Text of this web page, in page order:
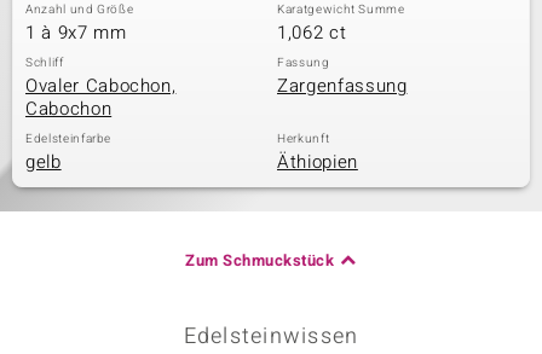
Anzahl und Größe
1 à 9x7 mm
Karatgewicht Summe
1,062 ct
Schliff
Ovaler Cabochon,
Cabochon
Fassung
Zargenfassung
Edelsteinfarbe
gelb
Herkunft
Äthiopien
Zum Schmuckstück
Edelsteinwissen